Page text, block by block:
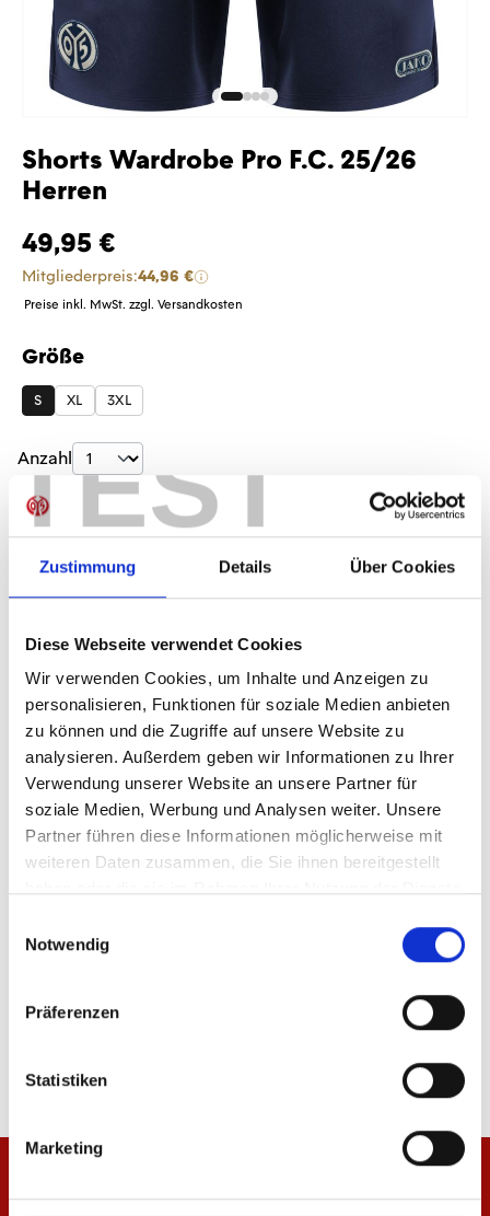
TEST
Zustimmung Details Über Cookies
Diese Webseite verwendet Cookies
Wir verwenden Cookies, um Inhalte und Anzeigen zu
personalisieren, Funktionen für soziale Medien anbieten
zu können und die Zugriffe auf unsere Website zu
analysieren. Außerdem geben wir Informationen zu Ihrer
Verwendung unserer Website an unsere Partner für
soziale Medien, Werbung und Analysen weiter. Unsere
Partner führen diese Informationen möglicherweise mit
weiteren Daten zusammen, die Sie ihnen bereitgestellt
Notwendig
Präferenzen
Statistiken
Marketing
Shorts Wardrobe Pro F.C. 25/26
Herren
49,95 €
Mitgliederpreis:44,96 €
Preise inkl. MwSt. zzgl. Versandkosten
Größe
auswählen
S XL 3XL
Produkt Anzahl: Gib den gewünschten
Anzahl
Sofort verfügbar, Lieferzeit: 5-7 Tage
Produktdetails
ÄHNLICHE PRODUKTE
Heimshorts 26/27